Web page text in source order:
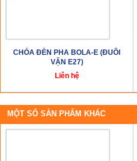
CHÓA ĐÈN PHA BOLA-E (ĐUÔI
VẶN E27)
Liên hệ
MỘT SỐ SẢN PHẨM KHÁC